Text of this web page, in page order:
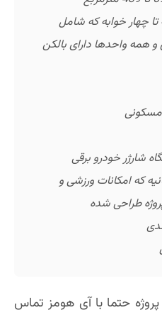
چهار خوابه که شامل
واحدها دارای بالکن
شارژر خودرو برقی
که امکانات ورزشی و
طراحی شده
پروژه حتما با آی هومز تماس